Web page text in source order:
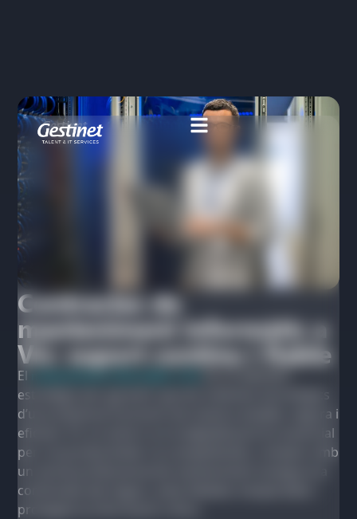
Contractes de
manteniment informàtic a
Vic: suport continu i fiable
El manteniment informàtic a Vic
estratègic per garantir que els sistemes tecnològics
d’una empresa funcionin de manera estable, segura i
eficient. En un entorn on la digitalització és essencial
per a la productivitat i la competitivitat, comptar amb
un servei professional de manteniment assegura la
continuïtat del negoci, evita fallades inesperades i
protegeix la informació crítica.